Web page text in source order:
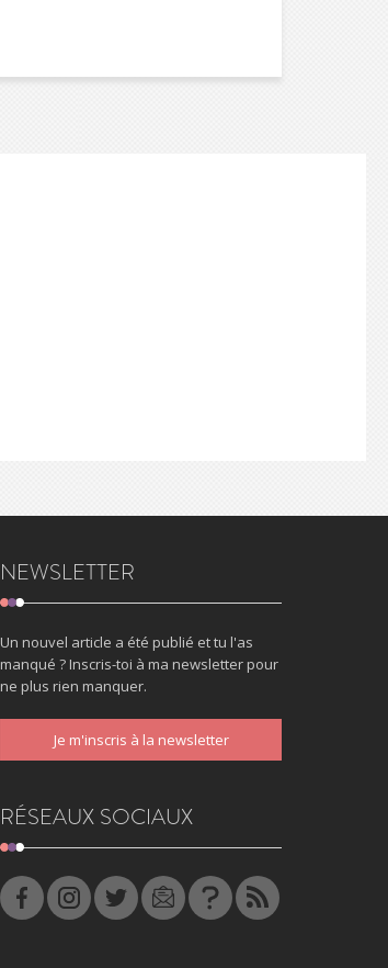
NEWSLETTER
Un nouvel article a été publié et tu l'as
manqué ? Inscris-toi à ma newsletter pour
ne plus rien manquer.
Je m'inscris à la newsletter
RÉSEAUX SOCIAUX